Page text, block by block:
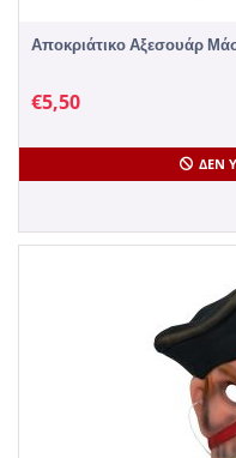
Αποκριάτικο Αξεσουάρ
€5,50
ΔΕΝ